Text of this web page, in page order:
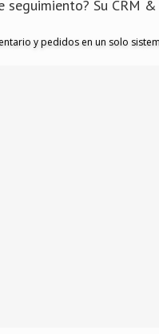
seguimiento? Su CRM &
y pedidos en un solo